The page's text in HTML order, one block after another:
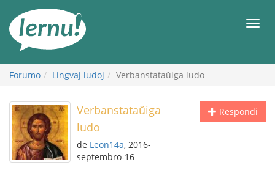
enhavo
Forumo Lingvaj ludoj Verbanstataŭiga ludo
Respondi
Verbanstataŭiga
ludo
de Leon14a, 2016-
septembro-16